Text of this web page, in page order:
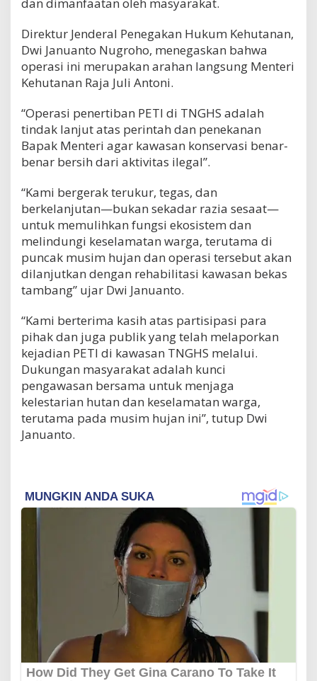
Direktur Jenderal Penegakan Hukum Kehutanan,
Dwi Januanto Nugroho, menegaskan bahwa
operasi ini merupakan arahan langsung Menteri
Kehutanan Raja Juli Antoni.
“Operasi penertiban PETI di TNGHS adalah
tindak lanjut atas perintah dan penekanan
Bapak Menteri agar kawasan konservasi benar-
benar bersih dari aktivitas ilegal”.
“Kami bergerak terukur, tegas, dan
berkelanjutan—bukan sekadar razia sesaat—
untuk memulihkan fungsi ekosistem dan
melindungi keselamatan warga, terutama di
puncak musim hujan dan operasi tersebut akan
dilanjutkan dengan rehabilitasi kawasan bekas
tambang” ujar Dwi Januanto.
“Kami berterima kasih atas partisipasi para
pihak dan juga publik yang telah melaporkan
kejadian PETI di kawasan TNGHS melalui.
Dukungan masyarakat adalah kunci
pengawasan bersama untuk menjaga
kelestarian hutan dan keselamatan warga,
terutama pada musim hujan ini”, tutup Dwi
Januanto.